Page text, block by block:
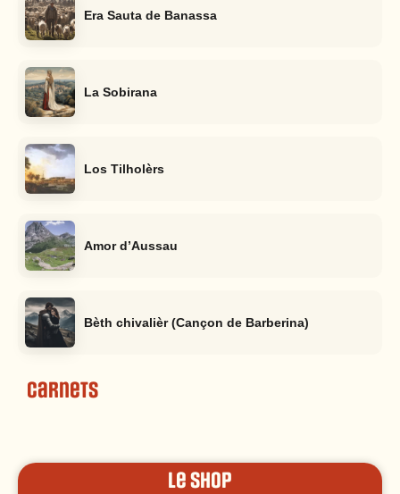
Era Sauta de Banassa
La Sobirana
Los Tilholèrs
Amor d’Aussau
Bèth chivalièr (Cançon de Barberina)
Carnets
le shop